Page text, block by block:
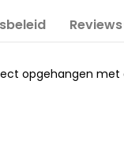
opgehangen